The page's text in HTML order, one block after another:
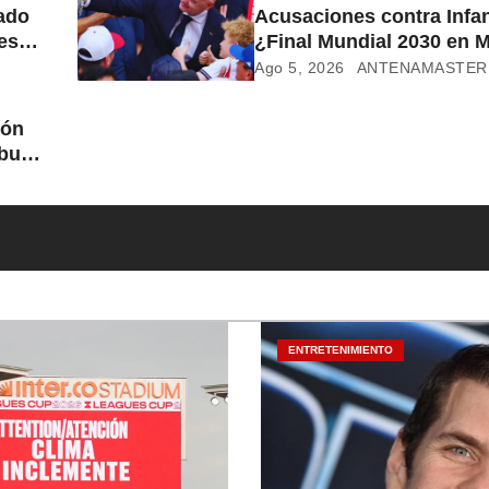
Acusaciones contra
¿Final Mundial 2030 en
por respaldo político?
Ago 5, 2026 ANTENAMASTER
ENTRETENIMIENTO